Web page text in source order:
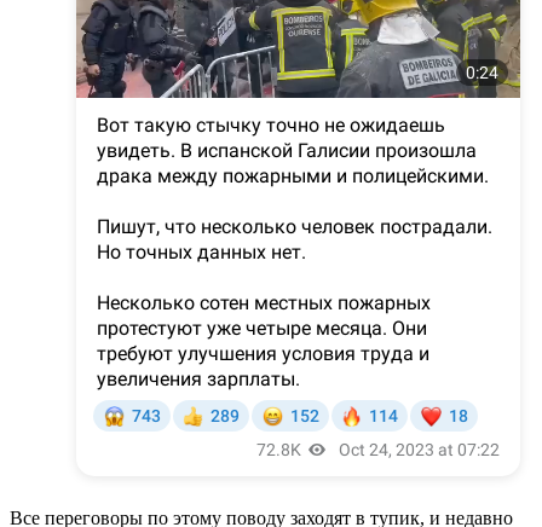
Все переговоры по этому поводу заходят в тупик, и недавно